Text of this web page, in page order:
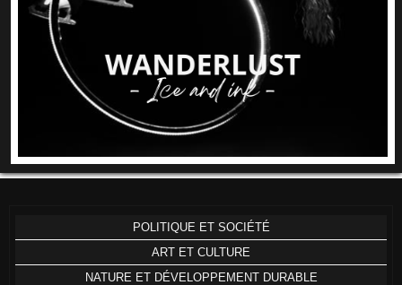
POLITIQUE ET SOCIÉTÉ
ART ET CULTURE
NATURE ET DÉVELOPPEMENT DURABLE